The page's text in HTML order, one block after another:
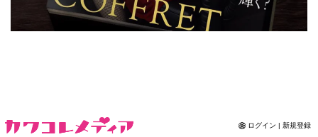
ログイン | 新規登録